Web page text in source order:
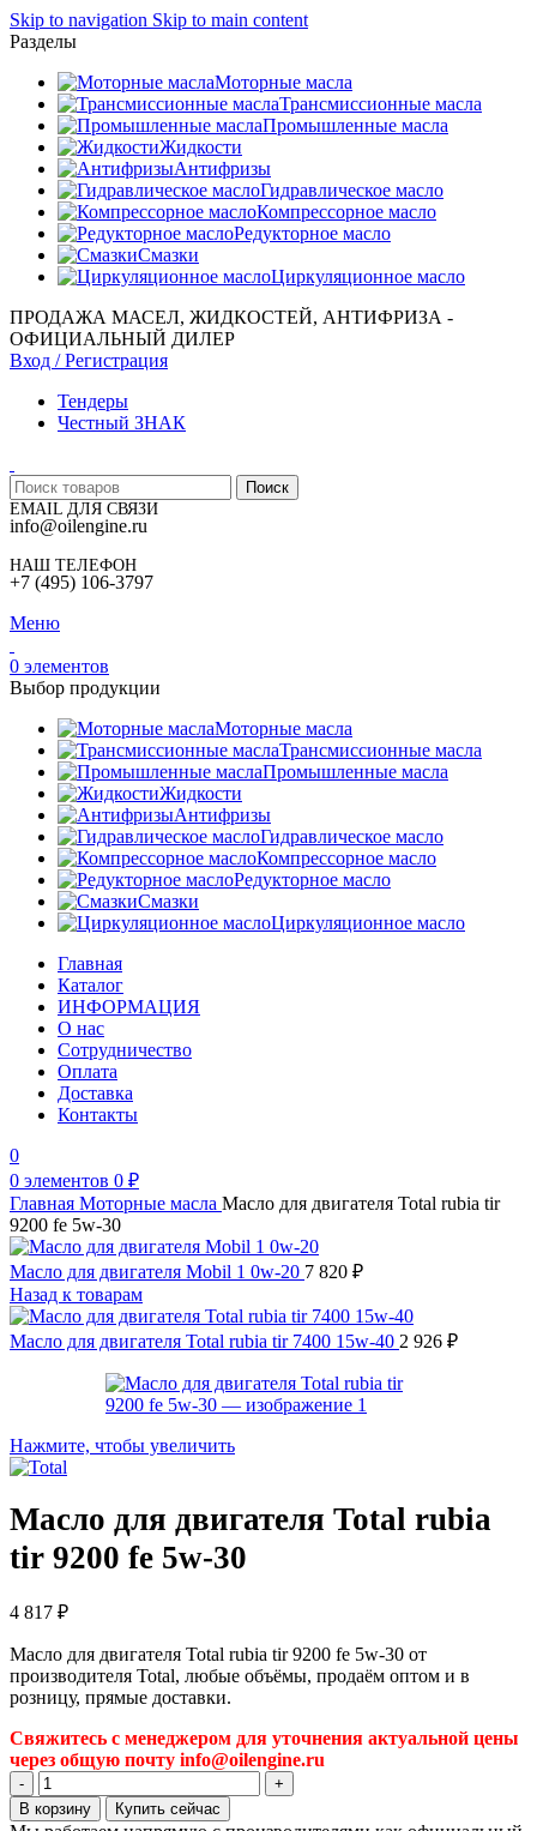
Skip to navigation Skip to main content
Разделы
Моторные масла
Трансмиссионные масла
Промышленные масла
Жидкости
Антифризы
Гидравлическое масло
Компрессорное масло
Редукторное масло
Смазки
Циркуляционное масло
ПРОДАЖА МАСЕЛ, ЖИДКОСТЕЙ, АНТИФРИЗА -
ОФИЦИАЛЬНЫЙ ДИЛЕР
Вход / Регистрация
Тендеры
Честный ЗНАК
Поиск
EMAIL ДЛЯ СВЯЗИ
info@oilengine.ru
НАШ ТЕЛЕФОН
+7 (495) 106-3797
Меню
0 элементов
Выбор продукции
Моторные масла
Трансмиссионные масла
Промышленные масла
Жидкости
Антифризы
Гидравлическое масло
Компрессорное масло
Редукторное масло
Смазки
Циркуляционное масло
Главная
Каталог
ИНФОРМАЦИЯ
О нас
Сотрудничество
Оплата
Доставка
Контакты
0
0 элементов 0 ₽
Главная Моторные масла Масло для двигателя Total rubia tir
9200 fe 5w-30
Масло для двигателя Mobil 1 0w-20 7 820 ₽
Назад к товарам
Масло для двигателя Total rubia tir 7400 15w-40 2 926 ₽
Нажмите, чтобы увеличить
Масло для двигателя Total rubia
tir 9200 fe 5w-30
4 817 ₽
Масло для двигателя Total rubia tir 9200 fe 5w-30 от
производителя Total, любые объёмы, продаём оптом и в
розницу, прямые доставки.
Свяжитесь с менеджером для уточнения актуальной цены
через общую почту info@oilengine.ru
Количество
товара
Масло
В корзину Купить сейчас